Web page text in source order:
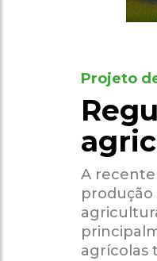
Projeto
A recente
produção
agrícolas